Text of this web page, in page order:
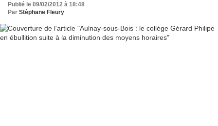
Publié le 09/02/2012 à 18:48
Par Stéphane Fleury